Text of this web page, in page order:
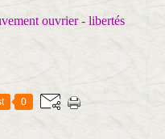
ouvrier - libertés
0